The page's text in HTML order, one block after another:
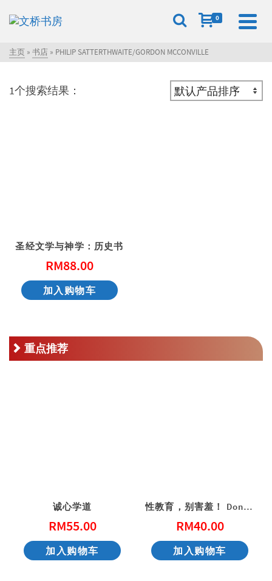
0
主页 » 书店 » PHILIP SATTERTHWAITE/GORDON MCCONVILLE
1个搜索结果：
圣经文学与神学：历史书
RM88.00
加入购物车
重点推荐
诚心学道
RM55.00
加入购物车
性教育，别害羞！ Don’t Be Shy: A Friendly Guide to Sex Education
RM40.00
加入购物车